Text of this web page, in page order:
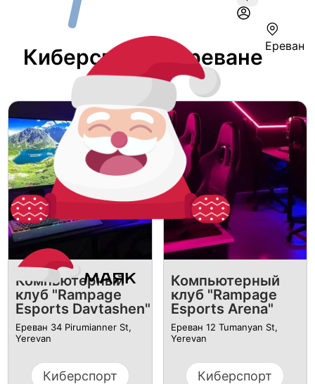
Ереван
Киберспорт В Ереване
Компьютерный
клуб "Rampage
Esports Davtashen"
Ереван 34 Pirumianner St,
Yerevan
Киберспорт
Компьютерный
клуб "Rampage
Esports Arena"
Ереван 12 Tumanyan St,
Yerevan
Киберспорт